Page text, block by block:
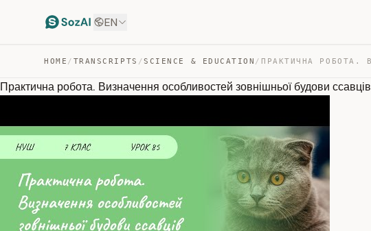
EN
HOME / TRANSCRIPTS /SCIENCE & EDUCATION /
Практична робота. Визначення особливостей зовнішньої будови ссавців